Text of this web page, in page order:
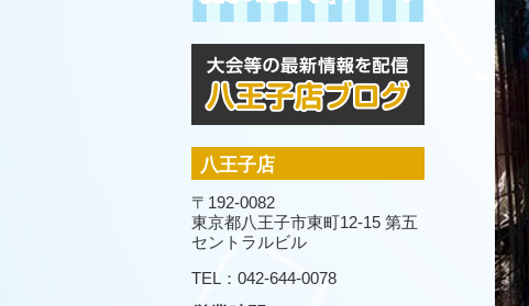
八王子店
〒192-0082
東京都八王子市東町12-15 第五
セントラルビル
TEL：042-644-0078